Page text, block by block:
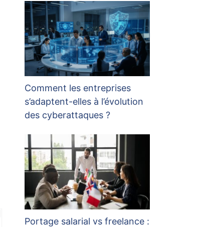
Comment les entreprises
s’adaptent-elles à l’évolution
des cyberattaques ?
Portage salarial vs freelance :